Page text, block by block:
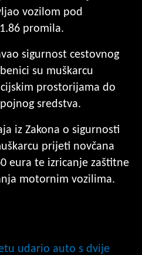
vozilom pod
promila.
sigurnost cestovnog
su muškarcu
prostorijama do
sredstva.
iz Zakona o sigurnosti
prijeti novčana
eura te izricanje zaštitne
motornim vozilima.
udario auto s dvije